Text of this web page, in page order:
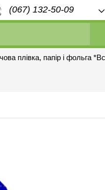
(067) 132-50-09
плівка, папір і фольга